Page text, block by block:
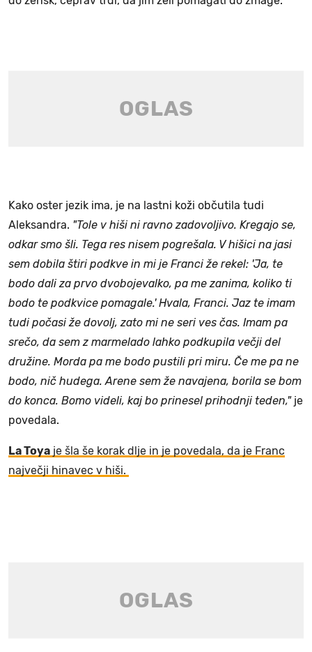
Kako oster jezik ima, je na lastni koži občutila tudi
Aleksandra. "Tole v hiši ni ravno zadovoljivo. Kregajo se,
odkar smo šli. Tega res nisem pogrešala. V hišici na jasi
sem dobila štiri podkve in mi je Franci že rekel: 'Ja, te
bodo dali za prvo dvobojevalko, pa me zanima, koliko ti
bodo te podkvice pomagale.' Hvala, Franci. Jaz te imam
tudi počasi že dovolj, zato mi ne seri ves čas. Imam pa
srečo, da sem z marmelado lahko podkupila večji del
družine. Morda pa me bodo pustili pri miru. Če me pa ne
bodo, nič hudega. Arene sem že navajena, borila se bom
do konca. Bomo videli, kaj bo prinesel prihodnji teden,"je
povedala.
La Toya je šla še korak dlje in je povedala, da je Franc
največji hinavec v hiši.